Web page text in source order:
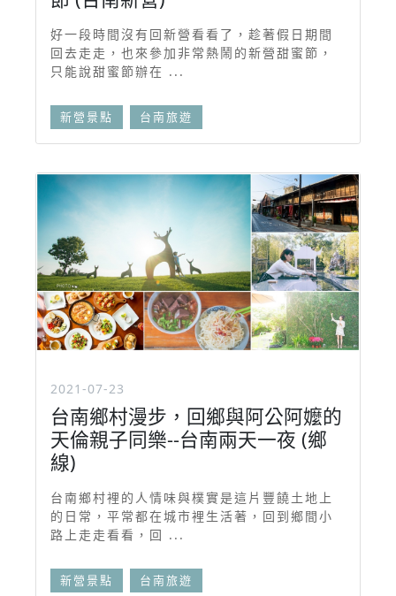
好一段時間沒有回新營看看了，趁著假日期間
回去走走，也來參加非常熱鬧的新營甜蜜節，
只能說甜蜜節辦在 ...
新營景點 台南旅遊
2021-07-23
台南鄉村漫步，回鄉與阿公阿嬤的
天倫親子同樂--台南兩天一夜 (鄉
線)
台南鄉村裡的人情味與樸實是這片豐饒土地上
的日常，平常都在城市裡生活著，回到鄉間小
路上走走看看，回 ...
新營景點 台南旅遊